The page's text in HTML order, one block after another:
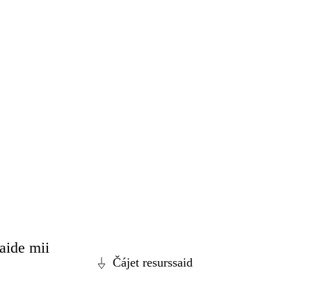
Čájet resurssaid
mii